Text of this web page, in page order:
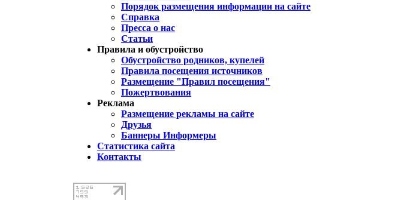
Порядок размещения информации на сайте
Справка
Пресса о нас
Статьи
Правила и обустройство
Обустройство родников, купелей
Правила посещения источников
Размещение "Правил посещения"
Пожертвования
Реклама
Размещение рекламы на сайте
Друзья
Баннеры Информеры
Статистика сайта
Контакты